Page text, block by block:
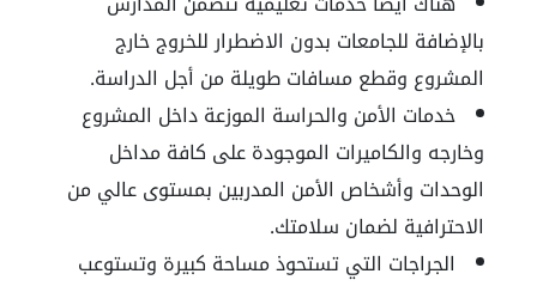
بالإضافة للجامعات بدون الاضطرار للخروج خارج
المشروع وقطع مسافات طويلة من أجل الدراسة.
خدمات الأمن والحراسة الموزعة داخل المشروع
وخارجه والكاميرات الموجودة على كافة مداخل
الوحدات وأشخاص الأمن المدربين بمستوى عالي من
الاحترافية لضمان سلامتك.
الجراجات التي تستحوذ مساحة كبيرة وتستوعب